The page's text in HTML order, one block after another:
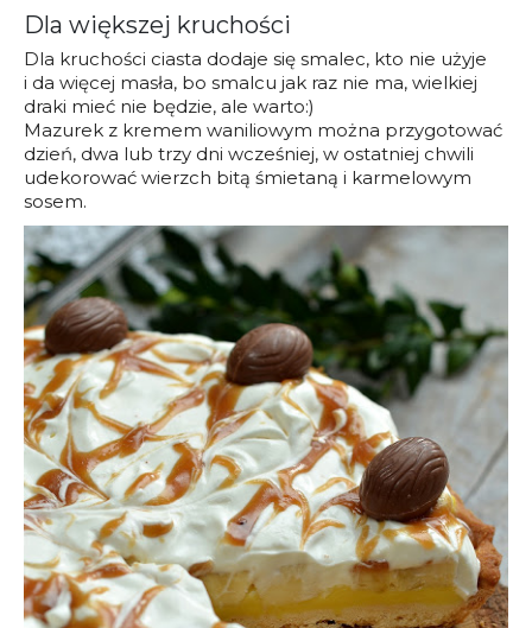
Dla większej kruchości
Dla kruchości ciasta dodaje się smalec, kto nie użyje
i da więcej masła, bo smalcu jak raz nie ma, wielkiej
draki mieć nie będzie, ale warto:)
Mazurek z kremem waniliowym można przygotować
dzień, dwa lub trzy dni wcześniej, w ostatniej chwili
udekorować wierzch bitą śmietaną i karmelowym
sosem.